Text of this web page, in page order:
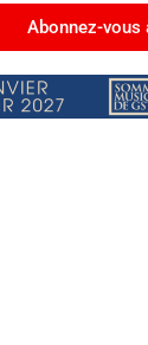
Abonnez-vous